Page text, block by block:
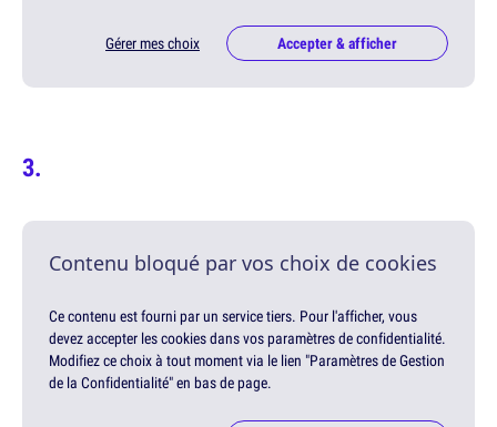
Gérer mes choix Accepter & afficher
Contenu bloqué par vos choix de cookies
Ce contenu est fourni par un service tiers. Pour l'afficher, vous
devez accepter les cookies dans vos paramètres de confidentialité.
Modifiez ce choix à tout moment via le lien "Paramètres de Gestion
de la Confidentialité" en bas de page.